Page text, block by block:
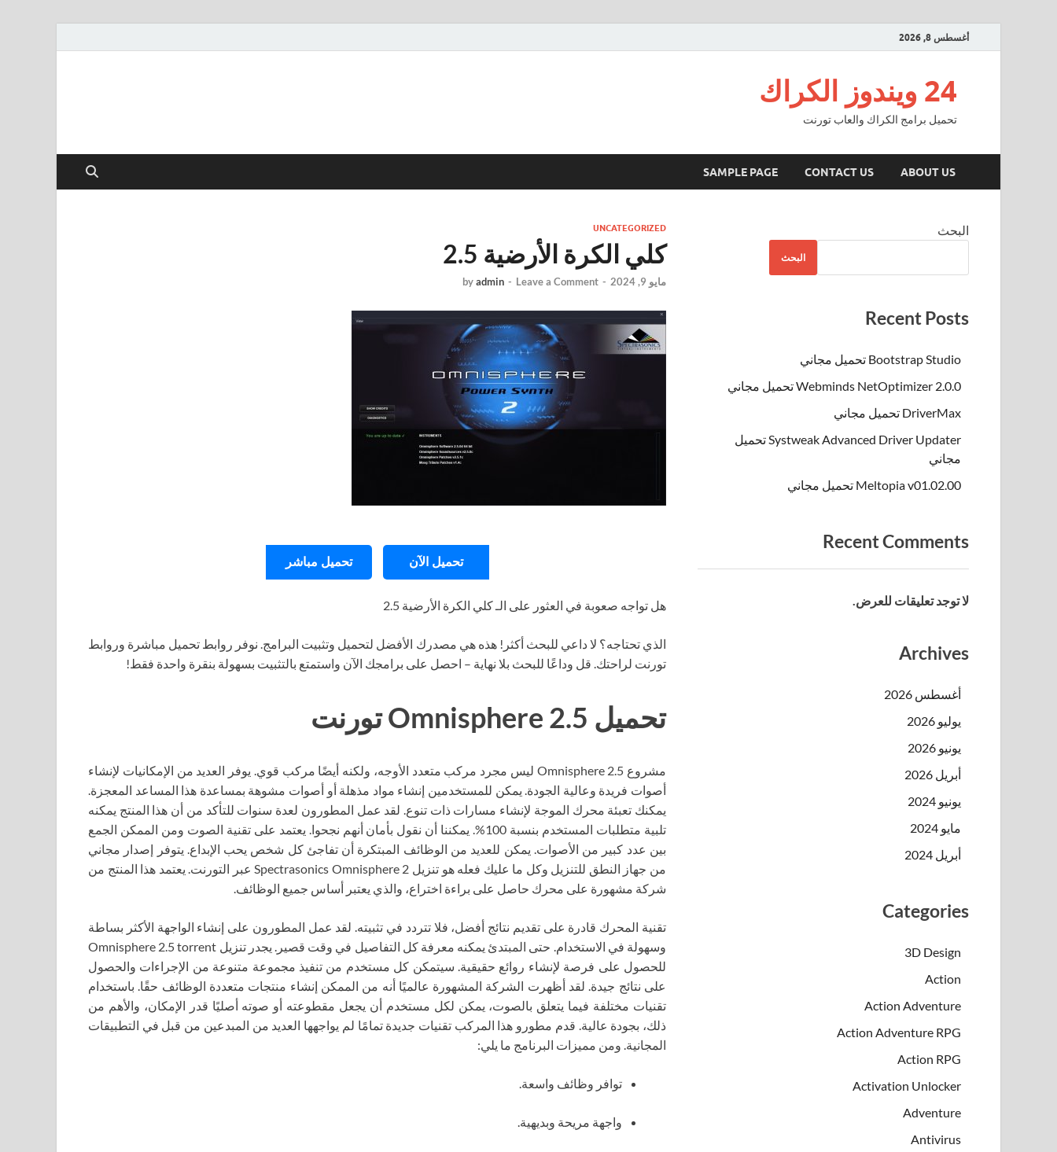
أغسطس 8, 2026
24 ويندوز الكراك
تحميل برامج الكراك والعاب تورنت
ABOUT US
CONTACT US
SAMPLE PAGE
UNCATEGORIZED
كلي الكرة الأرضية 2.5
مايو 9, 2024 -
byadmin - Leave a Comment
تحميل الآن تحميل مباشر
هل تواجه صعوبة في العثور على الـ كلي الكرة الأرضية 2.5
الذي تحتاجه؟ لا داعي للبحث أكثر! هذه هي مصدرك الأفضل لتحميل وتثبيت البرامج. نوفر روابط تحميل مباشرة وروابط
تورنت لراحتك. قل وداعًا للبحث بلا نهاية – احصل على برامجك الآن واستمتع بالتثبيت بسهولة بنقرة واحدة فقط!
تحميل Omnisphere 2.5 تورنت
مشروع Omnisphere 2.5 ليس مجرد مركب متعدد الأوجه، ولكنه أيضًا مركب قوي. يوفر العديد من الإمكانيات لإنشاء
أصوات فريدة وعالية الجودة. يمكن للمستخدمين إنشاء مواد مذهلة أو أصوات مشوهة بمساعدة هذا المساعد المعجزة.
يمكنك تعبئة محرك الموجة لإنشاء مسارات ذات تنوع. لقد عمل المطورون لعدة سنوات للتأكد من أن هذا المنتج يمكنه
تلبية متطلبات المستخدم بنسبة 100%. يمكننا أن نقول بأمان أنهم نجحوا. يعتمد على تقنية الصوت ومن الممكن الجمع
بين عدد كبير من الأصوات. يمكن للعديد من الوظائف المبتكرة أن تفاجئ كل شخص يحب الإبداع. يتوفر إصدار مجاني
من جهاز النطق للتنزيل وكل ما عليك فعله هو تنزيل Spectrasonics Omnisphere 2 عبر التورنت. يعتمد هذا المنتج من
شركة مشهورة على محرك حاصل على براءة اختراع، والذي يعتبر أساس جميع الوظائف.
تقنية المحرك قادرة على تقديم نتائج أفضل، فلا تتردد في تثبيته. لقد عمل المطورون على إنشاء الواجهة الأكثر بساطة
وسهولة في الاستخدام. حتى المبتدئ يمكنه معرفة كل التفاصيل في وقت قصير. يجدر تنزيل Omnisphere 2.5 torrent
للحصول على فرصة لإنشاء روائع حقيقية. سيتمكن كل مستخدم من تنفيذ مجموعة متنوعة من الإجراءات والحصول
على نتائج جيدة. لقد أظهرت الشركة المشهورة عالميًا أنه من الممكن إنشاء منتجات متعددة الوظائف حقًا. باستخدام
تقنيات مختلفة فيما يتعلق بالصوت، يمكن لكل مستخدم أن يجعل مقطوعته أو صوته أصليًا قدر الإمكان، والأهم من
ذلك، بجودة عالية. قدم مطورو هذا المركب تقنيات جديدة تمامًا لم يواجهها العديد من المبدعين من قبل في التطبيقات
المجانية. ومن مميزات البرنامج ما يلي:
توافر وظائف واسعة.
واجهة مريحة وبديهية.
البحث
البحث
Recent Posts
Bootstrap Studio تحميل مجاني
Webminds NetOptimizer 2.0.0 تحميل مجاني
DriverMax تحميل مجاني
Systweak Advanced Driver Updater تحميل
مجاني
Meltopia v01.02.00 تحميل مجاني
Recent Comments
لا توجد تعليقات للعرض.
Archives
أغسطس 2026
يوليو 2026
يونيو 2026
أبريل 2026
يونيو 2024
مايو 2024
أبريل 2024
Categories
3D Design
Action
Action Adventure
Action Adventure RPG
Action RPG
Activation Unlocker
Adventure
Antivirus